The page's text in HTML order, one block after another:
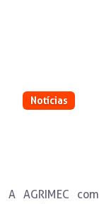
Notícias
A AGRIMEC